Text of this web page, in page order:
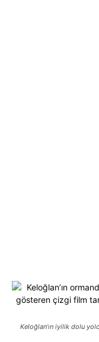
Keloğlan’ın iyilik dolu